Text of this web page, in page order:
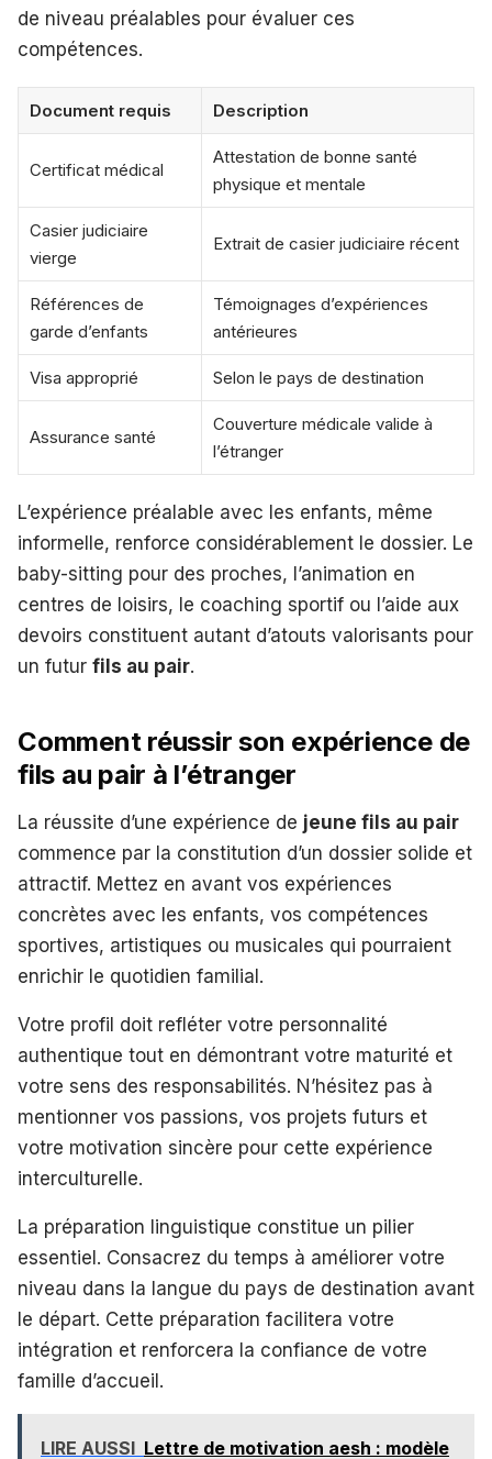
de niveau préalables pour évaluer ces
compétences.
Document requis Description
Certificat médical
Attestation de bonne santé
physique et mentale
Casier judiciaire
vierge
Extrait de casier judiciaire récent
Références de
garde d’enfants
Témoignages d’expériences
antérieures
Visa approprié Selon le pays de destination
Assurance santé
Couverture médicale valide à
l’étranger
L’expérience préalable avec les enfants, même
informelle, renforce considérablement le dossier. Le
baby-sitting pour des proches, l’animation en
centres de loisirs, le coaching sportif ou l’aide aux
devoirs constituent autant d’atouts valorisants pour
un futur fils au pair.
Comment réussir son expérience de
fils au pair à l’étranger
La réussite d’une expérience de jeune fils au pair
commence par la constitution d’un dossier solide et
attractif. Mettez en avant vos expériences
concrètes avec les enfants, vos compétences
sportives, artistiques ou musicales qui pourraient
enrichir le quotidien familial.
Votre profil doit refléter votre personnalité
authentique tout en démontrant votre maturité et
votre sens des responsabilités. N’hésitez pas à
mentionner vos passions, vos projets futurs et
votre motivation sincère pour cette expérience
interculturelle.
La préparation linguistique constitue un pilier
essentiel. Consacrez du temps à améliorer votre
niveau dans la langue du pays de destination avant
le départ. Cette préparation facilitera votre
intégration et renforcera la confiance de votre
famille d’accueil.
LIRE AUSSI Lettre de motivation aesh : modèle